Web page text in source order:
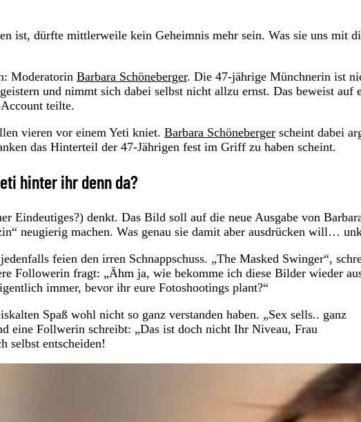
ist, dürfte mittlerweile kein Geheimnis mehr sein. Was sie uns mit
Moderatorin Barbara Schöneberger. Die 47-jährige Münchnerin ist
und nimmt sich dabei selbst nicht allzu ernst. Das beweist auf
teilte.
vieren vor einem Yeti kniet. Barbara Schöneberger scheint dabei
das Hinterteil der 47-Jährigen fest im Griff zu haben scheint.
hinter ihr denn da?
Eindeutiges?) denkt. Das Bild soll auf die neue Ausgabe von
neugierig machen. Was genau sie damit aber ausdrücken will…
feien den irren Schnappschuss. „The Masked Swinger“,
Followerin fragt: „Ähm ja, wie bekomme ich diese Bilder wieder
immer, bevor ihr eure Fotoshootings plant?“
Spaß wohl nicht so ganz verstanden haben. „Sex sells.. ganz
eine Follwerin schreibt: „Das ist doch nicht Ihr Niveau, Frau
selbst entscheiden!